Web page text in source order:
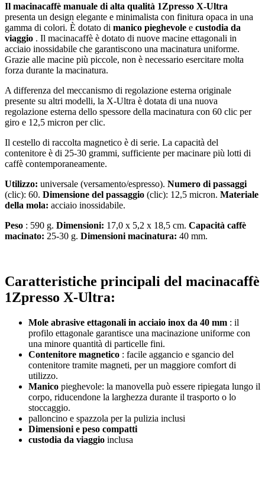
Il macinacaffè manuale di alta qualità 1Zpresso X-Ultra
presenta un design elegante e minimalista con finitura opaca in una
gamma di colori. È dotato di manico pieghevole e custodia da
viaggio . Il macinacaffè è dotato di nuove macine ettagonali in
acciaio inossidabile che garantiscono una macinatura uniforme.
Grazie alle macine più piccole, non è necessario esercitare molta
forza durante la macinatura.
A differenza del meccanismo di regolazione esterna originale
presente su altri modelli, la X-Ultra è dotata di una nuova
regolazione esterna dello spessore della macinatura con 60 clic per
giro e 12,5 micron per clic.
Il cestello di raccolta magnetico è di serie. La capacità del
contenitore è di 25-30 grammi, sufficiente per macinare più lotti di
caffè contemporaneamente.
Utilizzo: universale (versamento/espresso). Numero di passaggi
(clic): 60. ​ ​​Dimensione del passaggio (clic): 12,5 micron. Materiale
della mola: acciaio inossidabile.
Peso : 590 g. Dimensioni: 17,0 x 5,2 x 18,5 cm. Capacità caffè
macinato: 25-30 g. Dimensioni macinatura: 40 mm.
Caratteristiche principali del macinacaffè
1Zpresso X-Ultra:
Mole abrasive ettagonali in acciaio inox da 40 mm : il
profilo ettagonale garantisce una macinazione uniforme con
una minore quantità di particelle fini.
Contenitore magnetico : facile aggancio e sgancio del
contenitore tramite magneti, per un maggiore comfort di
utilizzo.
Manico pieghevole: la manovella può essere ripiegata lungo il
corpo, riducendone la larghezza durante il trasporto o lo
stoccaggio.
palloncino e spazzola per la pulizia inclusi
Dimensioni e peso compatti
custodia da viaggio inclusa